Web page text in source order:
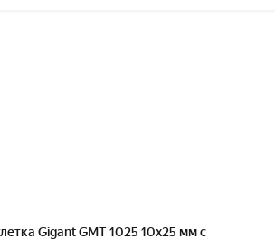
Gigant GMT 1025 10x25 мм с